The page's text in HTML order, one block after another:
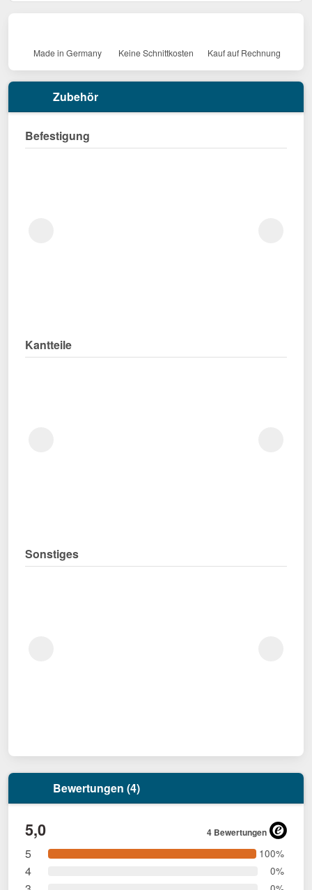
Made in Germany Keine Schnittkosten Kauf auf Rechnung
Zubehör
Befestigung
Kantteile
Sonstiges
Bewertungen (4)
5,0 4 Bewertungen
5 100%
4 0%